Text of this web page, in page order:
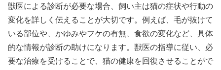
獣医による診断が必要な場合、飼い主は猫の症状や行動の
変化を詳しく伝えることが大切です。例えば、毛が抜けて
いる部位や、かゆみやフケの有無、食欲の変化など、具体
的な情報が診断の助けになります。獣医の指導に従い、必
要な治療を受けることで、猫の健康を回復させることがで